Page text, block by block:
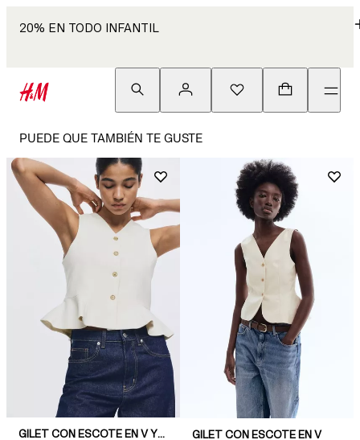
20% EN TODO INFANTIL
PUEDE QUE TAMBIÉN TE GUSTE
GILET CON ESCOTE EN V Y PEPLUM GILET CON ESCOTE EN V